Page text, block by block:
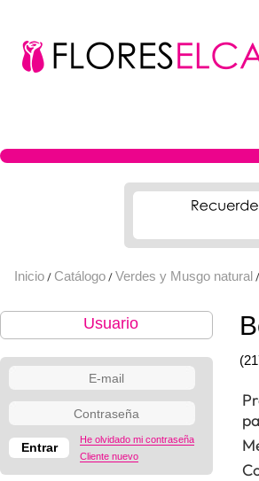
Inicio / Catálogo / Verdes y Musgo natural /
Usuario
He olvidado mi contraseña
Cliente nuevo